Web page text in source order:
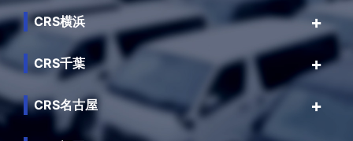
CRS横浜
CRS千葉
CRS名古屋